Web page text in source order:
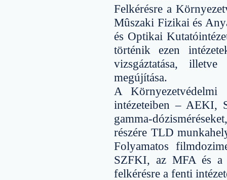
Felkérésre a
Mûszaki Fizikai és
és Optikai
történik ezen
vizsgáztatása,
megújítása.
A Környezetvédelmi
intézeteiben – AEKI,
gamma-
részére TLD
Folyamatos
SZFKI, az MFA és a
felkérésre a fenti